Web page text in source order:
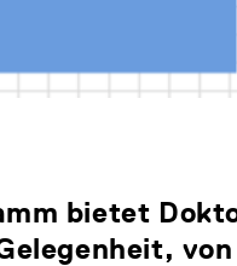
bietet